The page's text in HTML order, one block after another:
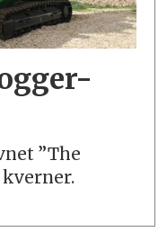
”The
kverner.